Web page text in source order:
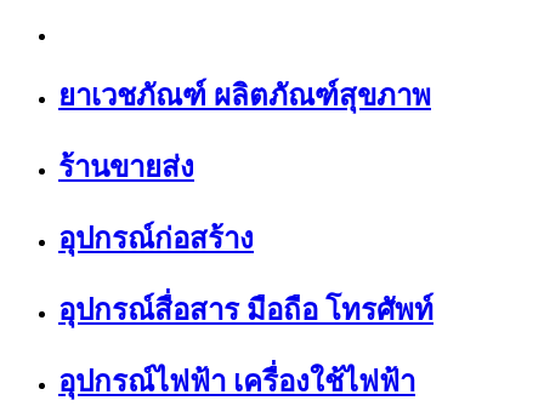
ยาเวชภัณฑ์ ผลิตภัณฑ์สุขภาพ
ร้านขายส่ง
อุปกรณ์ก่อสร้าง
อุปกรณ์สื่อสาร มือถือ โทรศัพท์
อุปกรณ์ไฟฟ้า เครื่องใช้ไฟฟ้า